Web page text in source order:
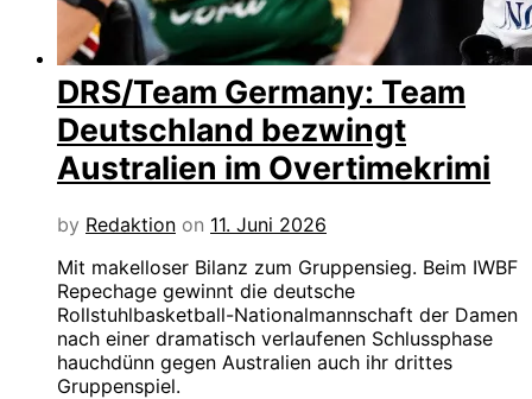
DRS/Team Germany: Team
Deutschland bezwingt
Australien im Overtimekrimi
by Redaktion on 11. Juni 2026
Mit makelloser Bilanz zum Gruppensieg. Beim IWBF
Repechage gewinnt die deutsche
Rollstuhlbasketball-Nationalmannschaft der Damen
nach einer dramatisch verlaufenen Schlussphase
hauchdünn gegen Australien auch ihr drittes
Gruppenspiel.